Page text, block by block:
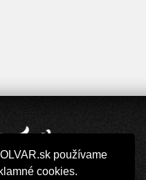
používame
cookies.